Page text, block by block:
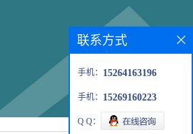
联系方式
手机： 15264163196
手机： 15269160223
Q Q：